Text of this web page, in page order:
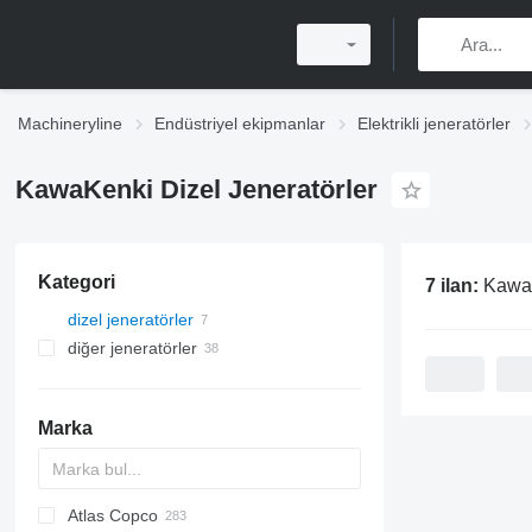
Machineryline Endüstriyel ekipmanlar Elektrikli jeneratörler
KawaKenki Dizel Jeneratörler
Kategori
dizel jeneratörler
diğer jeneratörler
Marka
APD
AG3
Atlas Copco
7 ilan: